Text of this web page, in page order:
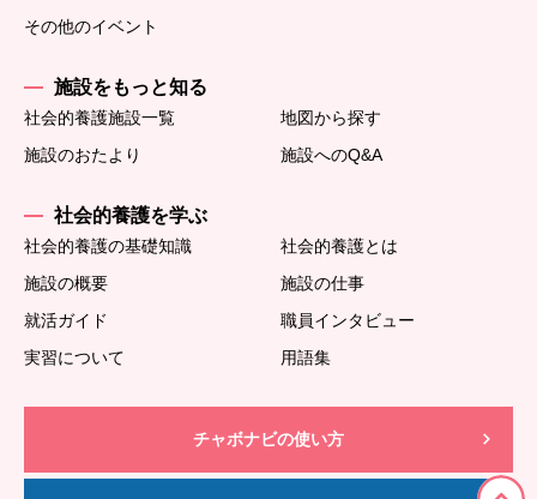
その他のイベント
施設をもっと知る
社会的養護施設一覧
地図から探す
施設のおたより
施設へのQ&A
社会的養護を学ぶ
社会的養護の基礎知識
社会的養護とは
施設の概要
施設の仕事
就活ガイド
職員インタビュー
実習について
用語集
チャボナビの使い方